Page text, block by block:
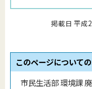
掲載日 平成
このページについて
市民生活部 環境課